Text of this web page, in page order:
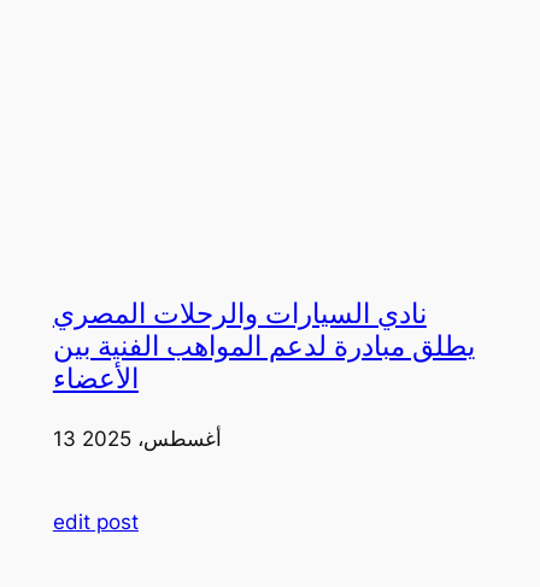
نادي السيارات والرحلات المصري
يطلق مبادرة لدعم المواهب الفنية بين
الأعضاء
13 أغسطس، 2025
edit post